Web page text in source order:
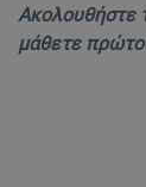
Ακολουθήστε
μάθετε